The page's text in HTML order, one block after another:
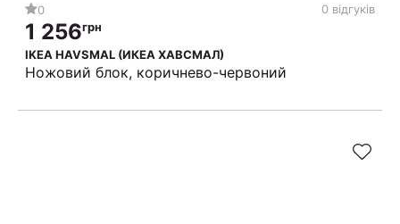
0 0 відгуків
1 256грн
IKEA HAVSMAL (ИКЕА ХАВСМАЛ)
Ножовий блок, коричнево-червоний